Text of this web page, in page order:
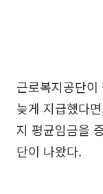
근로복지공단
늦게 지급했다
지 평균임금을
단이 나왔다.